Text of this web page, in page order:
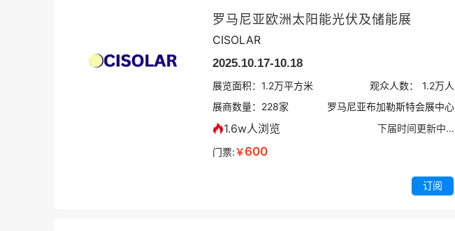
罗马尼亚欧洲太阳能光伏及储能展
CISOLAR
2025.10.17-10.18
展览面积： 1.2万平方米 观众人数： 1.2万人
展商数量： 228家 罗马尼亚布加勒斯特会展中心
1.6w人浏览
下届时间更新中...
门票:￥600
订阅